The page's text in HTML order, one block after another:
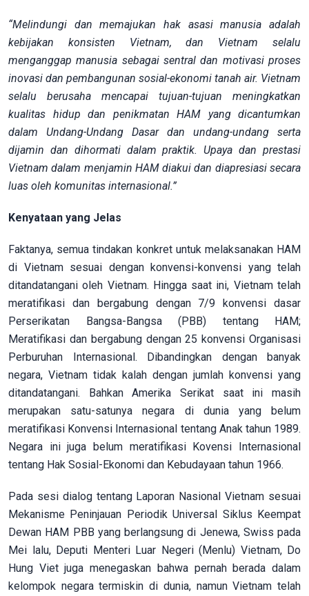
“Melindungi dan memajukan hak asasi manusia adalah
kebijakan konsisten Vietnam, dan Vietnam selalu
menganggap manusia sebagai sentral dan motivasi proses
inovasi dan pembangunan sosial-ekonomi tanah air. Vietnam
selalu berusaha mencapai tujuan-tujuan meningkatkan
kualitas hidup dan penikmatan HAM yang dicantumkan
dalam Undang-Undang Dasar dan undang-undang serta
dijamin dan dihormati dalam praktik. Upaya dan prestasi
Vietnam dalam menjamin HAM diakui dan diapresiasi secara
luas oleh komunitas internasional.”
Kenyataan yang Jelas
Faktanya, semua tindakan konkret untuk melaksanakan HAM
di Vietnam sesuai dengan konvensi-konvensi yang telah
ditandatangani oleh Vietnam. Hingga saat ini, Vietnam telah
meratifikasi dan bergabung dengan 7/9 konvensi dasar
Perserikatan Bangsa-Bangsa (PBB) tentang HAM;
Meratifikasi dan bergabung dengan 25 konvensi Organisasi
Perburuhan Internasional. Dibandingkan dengan banyak
negara, Vietnam tidak kalah dengan jumlah konvensi yang
ditandatangani. Bahkan Amerika Serikat saat ini masih
merupakan satu-satunya negara di dunia yang belum
meratifikasi Konvensi Internasional tentang Anak tahun 1989.
Negara ini juga belum meratifikasi Kovensi Internasional
tentang Hak Sosial-Ekonomi dan Kebudayaan tahun 1966.
Pada sesi dialog tentang Laporan Nasional Vietnam sesuai
Mekanisme Peninjauan Periodik Universal Siklus Keempat
Dewan HAM PBB yang berlangsung di Jenewa, Swiss pada
Mei lalu, Deputi Menteri Luar Negeri (Menlu) Vietnam, Do
Hung Viet juga menegaskan bahwa pernah berada dalam
kelompok negara termiskin di dunia, namun Vietnam telah